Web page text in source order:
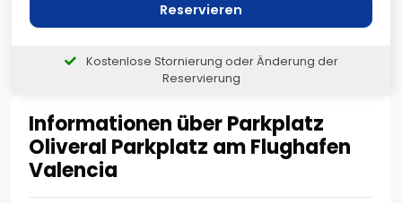
Informationen über Parkplatz
Oliveral Parkplatz am Flughafen
Valencia
Reservieren
Kostenlose Stornierung oder Änderung der
Reservierung